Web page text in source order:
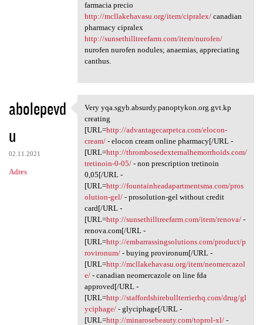
farmacia precio
http://mcllakehavasu.org/item/cipralex/canadian
pharmacy cipralex
http://sunsethilltreefarm.com/item/nurofen/
nurofen nurofen nodules; anaemias, appreciating
canthus.
abolepevd
u
02.11.2021
Adres
Very yqa.sgyb.absurdy
Very yqa.sgyb.absurdy.panoptykon.org.gvt.kp
creating
[URL=http://advantagecarpetca.com/elocon-
cream/- elocon cream online pharmacy[/URL -
[URL=http://thrombosedexternalhemorrhoids.com/
tretinoin-0-05/- non prescription tretinoin
0,05[/URL -
[URL=http://fountainheadapartmentsma.com/pros
olution-gel/- prosolution-gel without credit
card[/URL -
[URL=http://sunsethilltreefarm.com/item/renova/-
renova.com[/URL -
[URL=http://embarrassingsolutions.com/product/p
rovironum/- buying provironum[/URL -
[URL=http://mcllakehavasu.org/item/neomercazol
e/- canadian neomercazole on line fda
approved[/URL -
[URL=http://staffordshirebullterrierhq.com/drug/gl
yciphage/- glyciphage[/URL -
[URL=http://minarosebeauty.com/toprol-xl/-